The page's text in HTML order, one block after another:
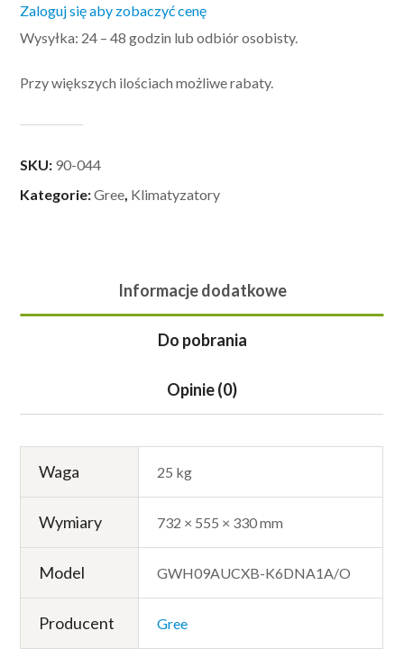
Zaloguj się aby zobaczyć cenę
Wysyłka: 24 – 48 godzin lub odbiór osobisty.
Przy większych ilościach możliwe rabaty.
SKU: 90-044
Kategorie:Gree Klimatyzatory
Informacje dodatkowe
Do pobrania
Opinie (0)
Waga 25 kg
Wymiary 732 × 555 × 330 mm
Model GWH09AUCXB-K6DNA1A/O
Producent Gree